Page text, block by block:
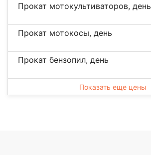
Прокат мотокультиваторов, день
Прокат мотокосы, день
Прокат бензопил, день
Показать еще цены